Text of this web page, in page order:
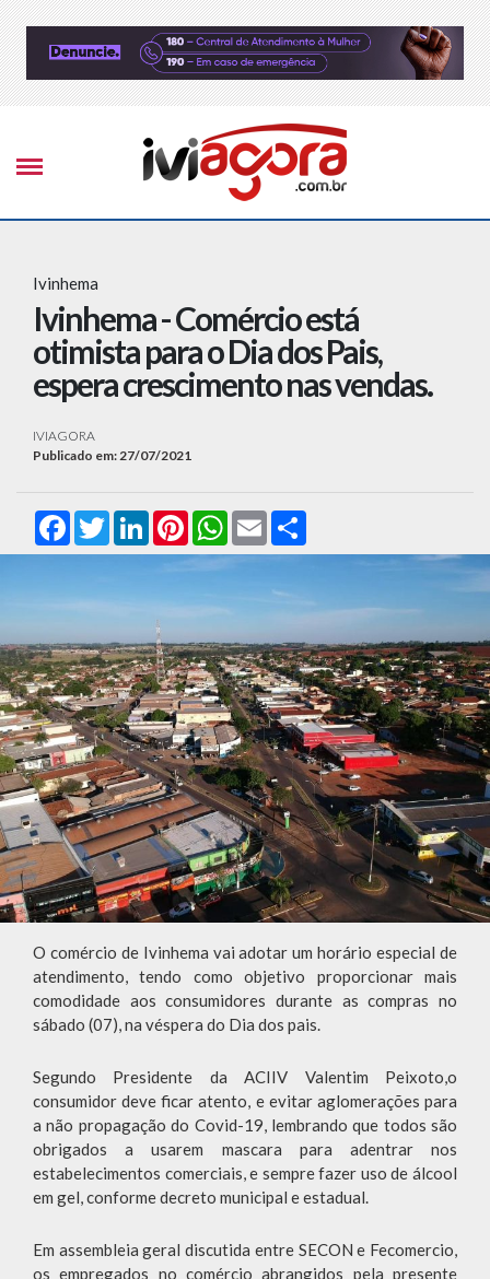
Ivinhema
Ivinhema - Comércio está
otimista para o Dia dos Pais,
espera crescimento nas vendas.
IVIAGORA
Publicado em: 27/07/2021
FacebookTwitterLinkedInPinterestWhatsApp
Email
O comércio de Ivinhema vai adotar um horário especial de
atendimento, tendo como objetivo proporcionar mais
comodidade aos consumidores durante as compras no
sábado (07), na véspera do Dia dos pais.
Segundo Presidente da ACIIV Valentim Peixoto,o
consumidor deve ficar atento, e evitar aglomerações para
a não propagação do Covid-19, lembrando que todos são
obrigados a usarem mascara para adentrar nos
estabelecimentos comerciais, e sempre fazer uso de álcool
em gel, conforme decreto municipal e estadual.
Em assembleia geral discutida entre SECON e Fecomercio,
os empregados no comércio abrangidos pela presente